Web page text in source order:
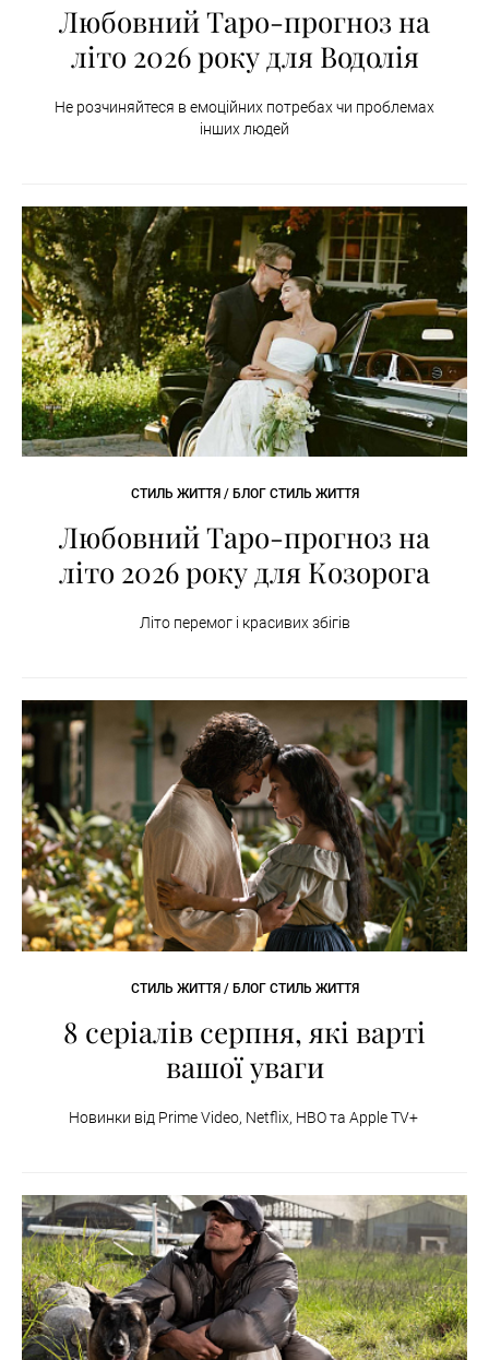
Любовний Таро-прогноз на
літо 2026 року для Водолія
Не розчиняйтеся в емоційних потребах чи проблемах
інших людей
СТИЛЬ ЖИТТЯ / БЛОГ СТИЛЬ ЖИТТЯ
Любовний Таро-прогноз на
літо 2026 року для Козорога
Літо перемог і красивих збігів
СТИЛЬ ЖИТТЯ / БЛОГ СТИЛЬ ЖИТТЯ
8 серіалів серпня, які варті
вашої уваги
Новинки від Prime Video, Netflix, HBO та Apple TV+